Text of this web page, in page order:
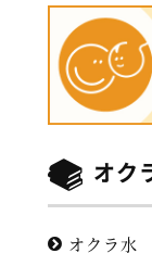
オク
オクラ水